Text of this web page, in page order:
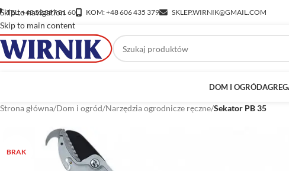
Skip to navigation
Skip to main content
TEL: +48 52 397 81 60 KOM: +48 606 435 379 SKLEP.WIRNIK@GMAIL.COM
DOM I OGRÓD
Strona główna/Dom i ogród/Narzędzia ogrodnicze ręczne/Sekator PB 35
BRAK